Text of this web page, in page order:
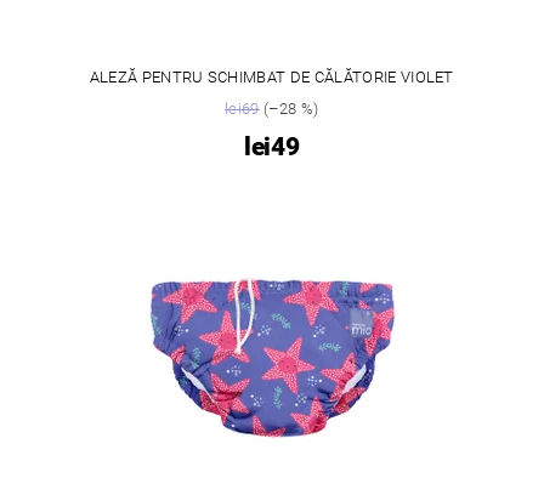
ALEZĂ PENTRU SCHIMBAT DE CĂLĂTORIE VIOLET
lei69(–28 %)
lei49